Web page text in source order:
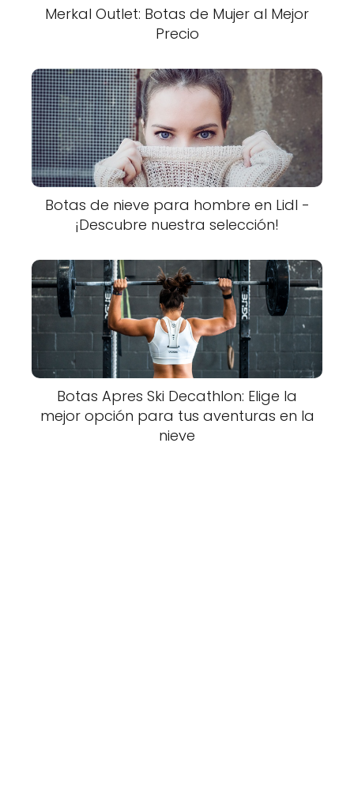
Merkal Outlet: Botas de Mujer al Mejor
Precio
Botas de nieve para hombre en Lidl -
¡Descubre nuestra selección!
Botas Apres Ski Decathlon: Elige la
mejor opción para tus aventuras en la
nieve